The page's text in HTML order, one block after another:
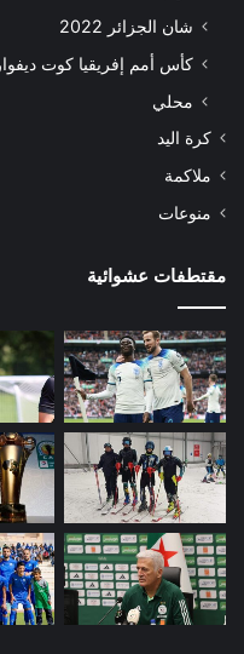
شان الجزائر 2022
كأس أمم إفريقيا كوت ديفوار 2024
محلي
كرة اليد
ملاكمة
منوعات
مقتطفات عشوائية